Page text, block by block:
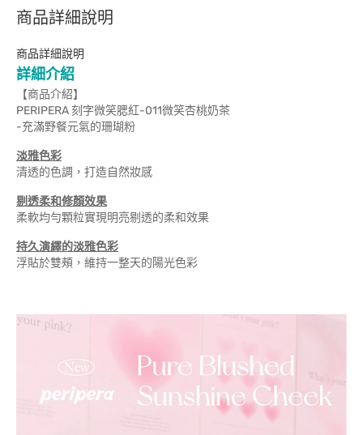
商品詳細說明
商品詳細說明
詳細介紹
【商品介紹】
PERIPERA 刻字微笑腮紅-011微笑杏桃奶茶
-充滿野餐元氣的珊瑚粉
淡雅色彩
清透的色調，打造自然妝感
剔透柔和修顏效果
柔軟均勻顆粒實現明亮剔透的柔和效果
持久演繹的淡雅色彩
浮貼於雙頰，維持一整天的陽光色彩